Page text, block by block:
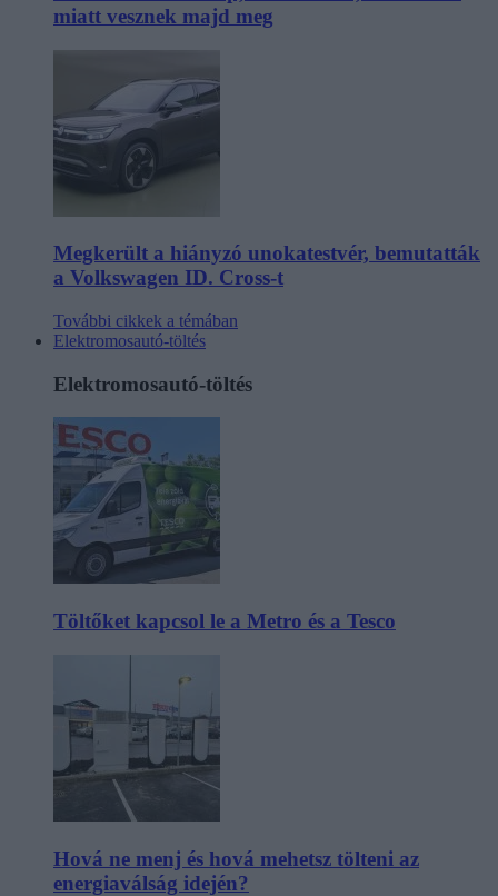
miatt vesznek majd meg
Megkerült a hiányzó unokatestvér, bemutatták
a Volkswagen ID. Cross-t
További cikkek a témában
Elektromosautó-töltés
Elektromosautó-töltés
Töltőket kapcsol le a Metro és a Tesco
Hová ne menj és hová mehetsz tölteni az
energiaválság idején?